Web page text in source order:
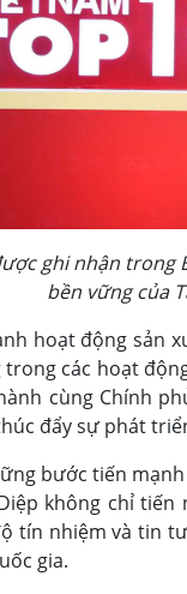
ghi nhận trong
bền vững của
hoạt động sản
trong các hoạt
cùng Chính
đẩy sự phát
bước tiến
không chỉ
tín nhiệm và tin
gia.